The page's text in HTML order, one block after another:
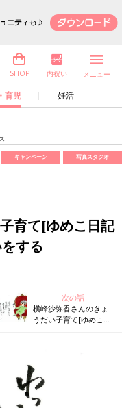
育児 妊活
SHOP 内祝い メニュー
キャンペーン 写真スタジオ
育て[ゆめこ日記
する
次の話
横峰沙弥香さんのきょ
うだい子育て[ゆめこ日